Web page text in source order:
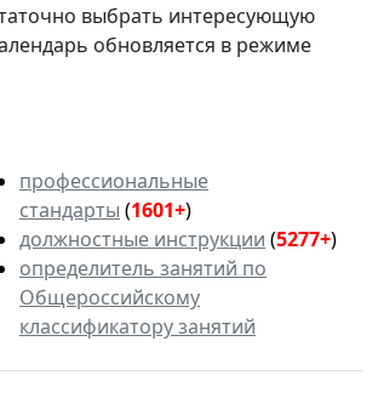
выбрать интересующую
обновляется в режиме
профессиональные
стандарты (1601+)
должностные инструкции (5277+)
определитель занятий по
Общероссийскому
классификатору занятий